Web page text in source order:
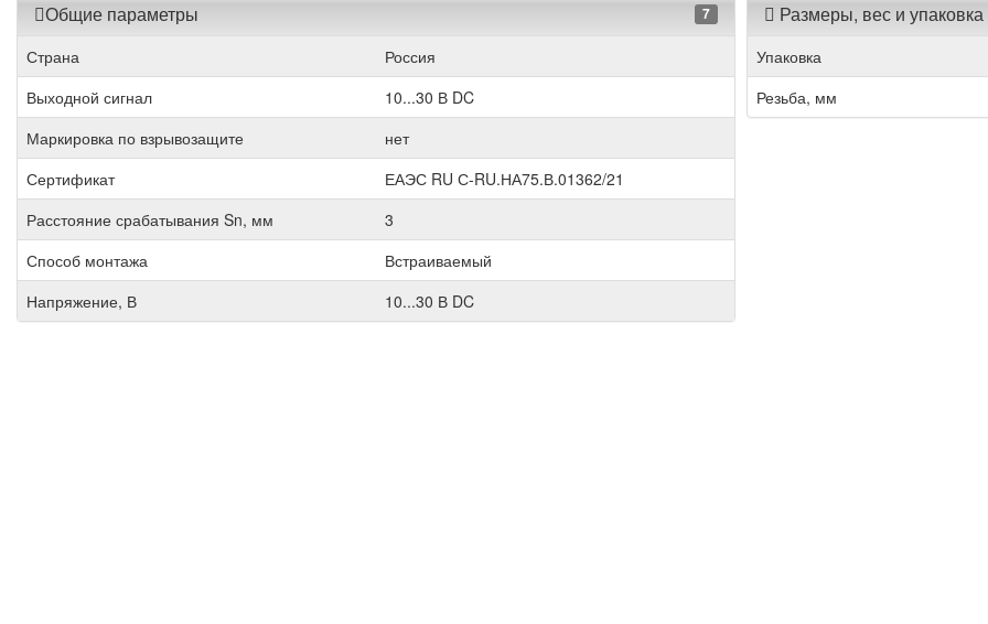
Общие параметры 7
Страна
Россия
Выходной сигнал
10...30 В DC
Маркировка по взрывозащите
нет
Сертификат
ЕАЭС RU С-RU.НА75.В.01362/21
Расстояние срабатывания Sn, мм
3
Способ монтажа
Встраиваемый
Напряжение, В
10...30 В DC
Размеры, вес и упаковка
Упаковка
Резьба, мм